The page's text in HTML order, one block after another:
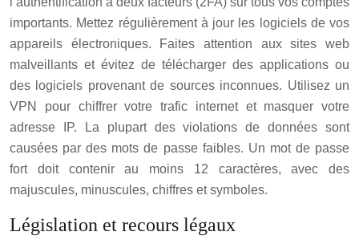
importants. Mettez régulièrement à jour les logiciels de vos
appareils électroniques. Faites attention aux sites web
malveillants et évitez de télécharger des applications ou
des logiciels provenant de sources inconnues. Utilisez un
VPN pour chiffrer votre trafic internet et masquer votre
adresse IP. La plupart des violations de données sont
causées par des mots de passe faibles. Un mot de passe
fort doit contenir au moins 12 caractères, avec des
majuscules, minuscules, chiffres et symboles.
Législation et recours légaux